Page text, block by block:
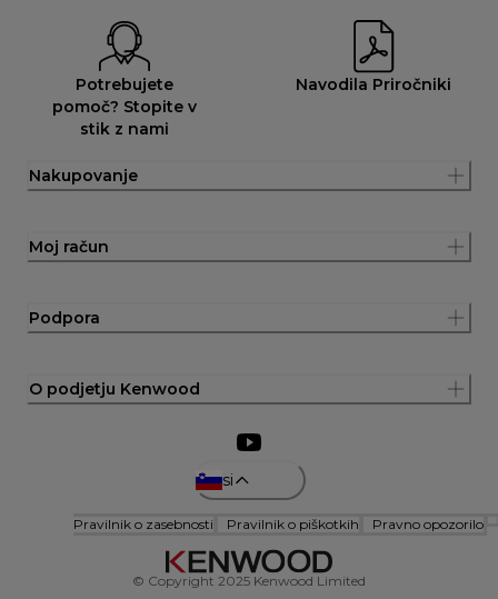
Potrebujete
pomoč? Stopite v
stik z nami
Navodila Priročniki
Nakupovanje
Moj račun
Podpora
O podjetju Kenwood
si
Pravilnik o zasebnosti Pravilnik o piškotkih Pravno opozorilo
© Copyright 2025 Kenwood Limited